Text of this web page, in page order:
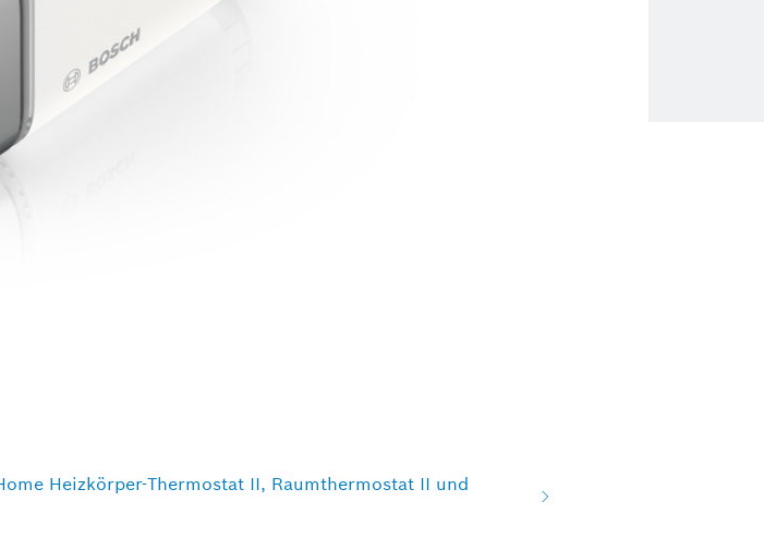
Heizkörper-Thermostat II, Raumthermostat II und